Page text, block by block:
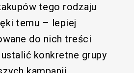
tego rodzaju
temu – lepiej
do nich treści
konkretne grupy